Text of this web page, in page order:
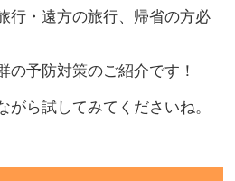
行・遠方の旅行、帰省の方必
の予防対策のご紹介です！
がら試してみてくださいね。